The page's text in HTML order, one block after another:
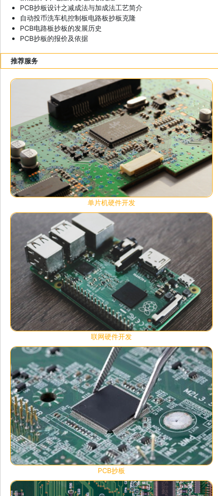
PCB抄板设计之减成法与加成法工艺简介
自动投币洗车机控制板电路板抄板克隆
PCB电路板抄板的发展历史
PCB抄板的报价及依据
推荐服务
单片机硬件开发
联网硬件开发
PCB抄板